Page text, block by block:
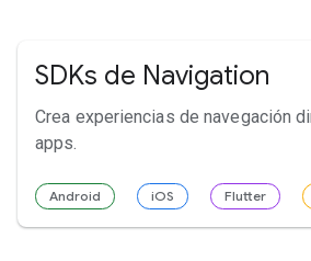
SDKs de Navigation
Crea experiencias de navegación
apps.
Android iOS Flutter